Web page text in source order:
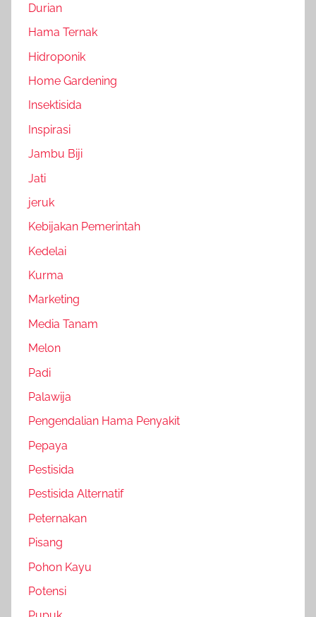
Durian
Hama Ternak
Hidroponik
Home Gardening
Insektisida
Inspirasi
Jambu Biji
Jati
jeruk
Kebijakan Pemerintah
Kedelai
Kurma
Marketing
Media Tanam
Melon
Padi
Palawija
Pengendalian Hama Penyakit
Pepaya
Pestisida
Pestisida Alternatif
Peternakan
Pisang
Pohon Kayu
Potensi